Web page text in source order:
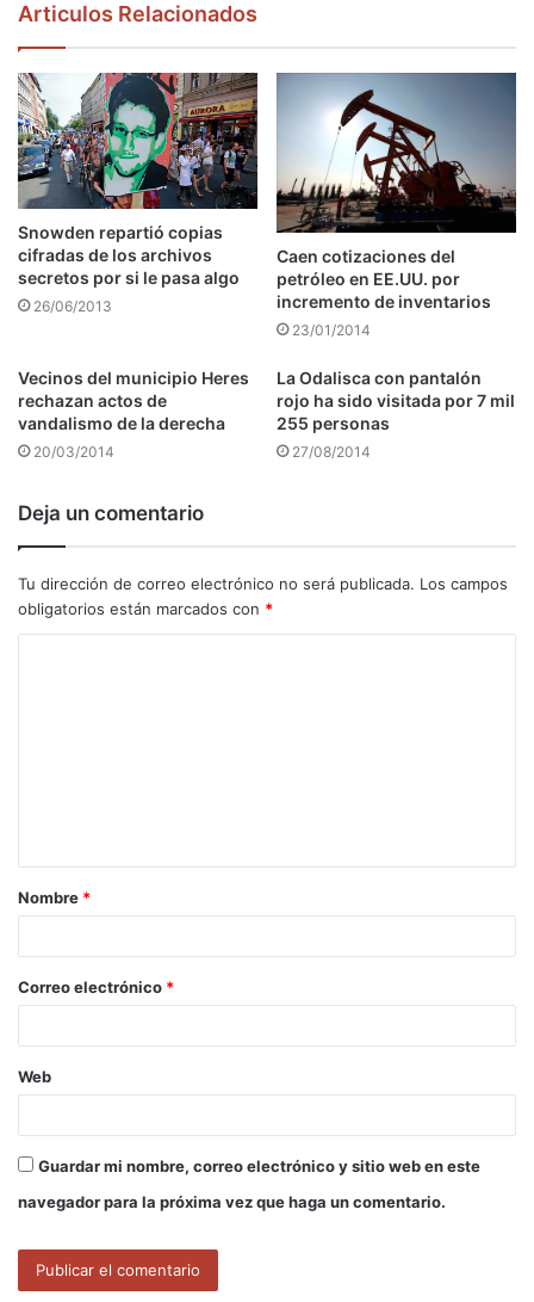
Articulos Relacionados
Snowden repartió copias
cifradas de los archivos
secretos por si le pasa algo
26/06/2013
Caen cotizaciones del
petróleo en EE.UU. por
incremento de inventarios
23/01/2014
Vecinos del municipio Heres
rechazan actos de
vandalismo de la derecha
20/03/2014
La Odalisca con pantalón
rojo ha sido visitada por 7 mil
255 personas
27/08/2014
Deja un comentario
Tu dirección de correo electrónico no será publicada. Los campos
obligatorios están marcados con *
a
r
*
Nombre *
Correo electrónico *
Web
Guardar mi nombre, correo electrónico y sitio web en este
navegador para la próxima vez que haga un comentario.